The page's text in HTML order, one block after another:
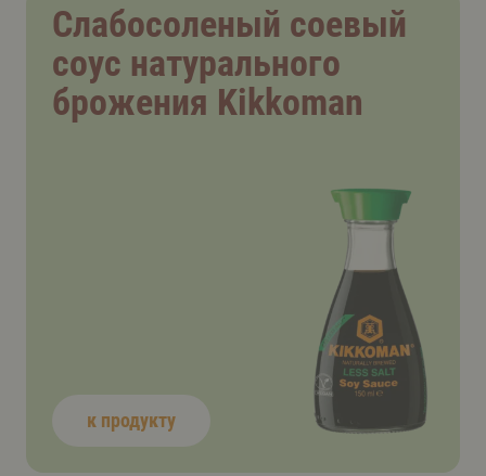
Слабосоленый соевый
соус натурального
брожения Kikkoman
к продукту